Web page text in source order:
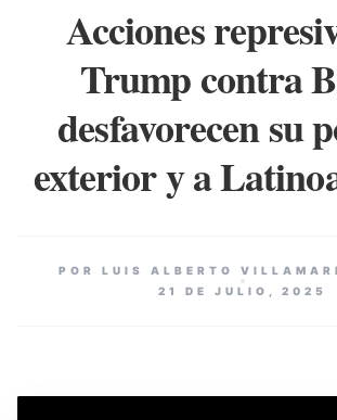
Acciones
Trump contra
desfavorecen su
exterior y a
POR LUIS ALBERTO
21 DE JULIO, 2025